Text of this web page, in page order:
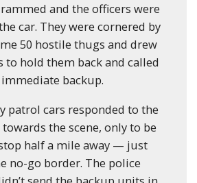
and the officers were
car. They were cornered by
50 hostile thugs and drew
to hold them back and called
backup.
patrol cars responded to the
the scene, only to be
half a mile away — just
no-go border. The police